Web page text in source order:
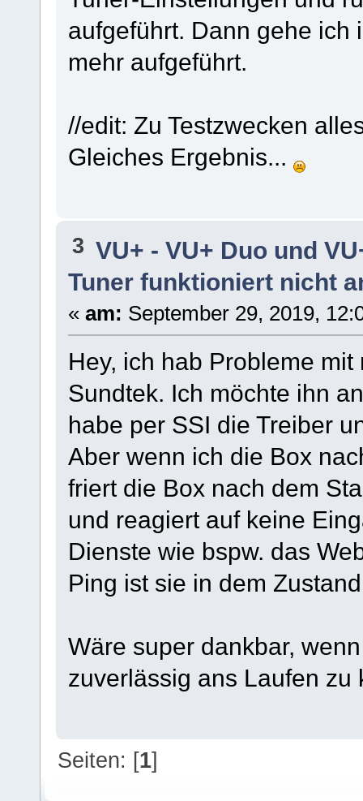
aufgeführt. Dann gehe ich
mehr aufgeführt.
//edit: Zu Testzwecken
Gleiches Ergebnis...
3 VU+ - VU+ Duo und
Tuner funktioniert nicht
« am: September 29, 2019,
Hey, ich hab Probleme
Sundtek. Ich möchte ihn
habe per SSI die Treiber
Aber wenn ich die Box
friert die Box nach dem
und reagiert auf keine
Dienste wie bspw. das
Ping ist sie in dem
Wäre super dankbar,
zuverlässig ans Laufen
Seiten: [1]